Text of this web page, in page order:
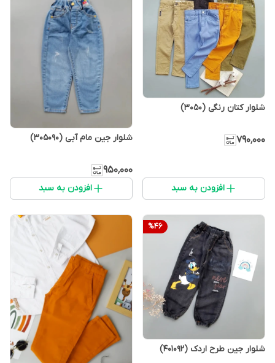
شلوار کتان رنگی (3050)
۷۹۰٬۰۰۰
افزودن به سبد
شلوار جین مام آبی (305090)
۹۵۰٬۰۰۰
افزودن به سبد
%46
شلوار جین طرح اردک (401092)